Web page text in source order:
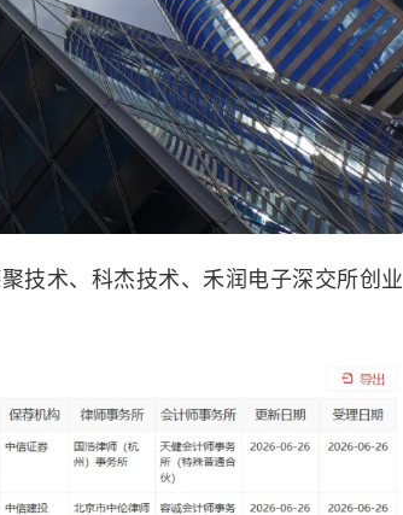
技术、科杰技术、禾润电子深交所创业